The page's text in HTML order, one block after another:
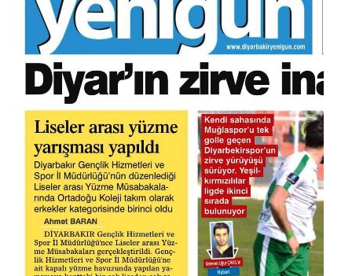
9 - Van'dayız!... Van Gezimiz... (YENİ)
10 - İl Şampiyonuyuz...???????????? (YENİ)
1 - 1 MART 2026 BURSLULUK 7. SINIF CEVAP ANAHTARLARI... (YENİ)